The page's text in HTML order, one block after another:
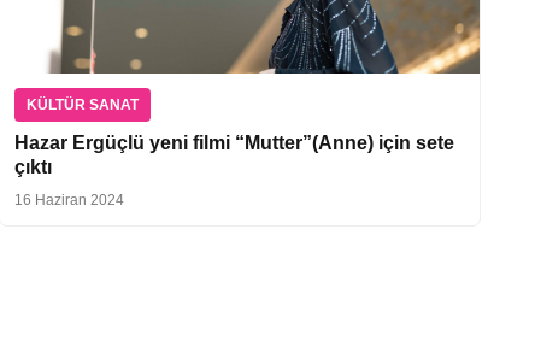
KÜLTÜR SANAT
Hazar Ergüçlü yeni filmi “Mutter”(Anne) için sete
çıktı
16 Haziran 2024